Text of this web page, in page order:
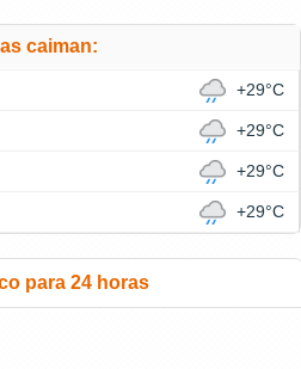
caiman:
+29°C
+29°C
+29°C
+29°C
para 24 horas